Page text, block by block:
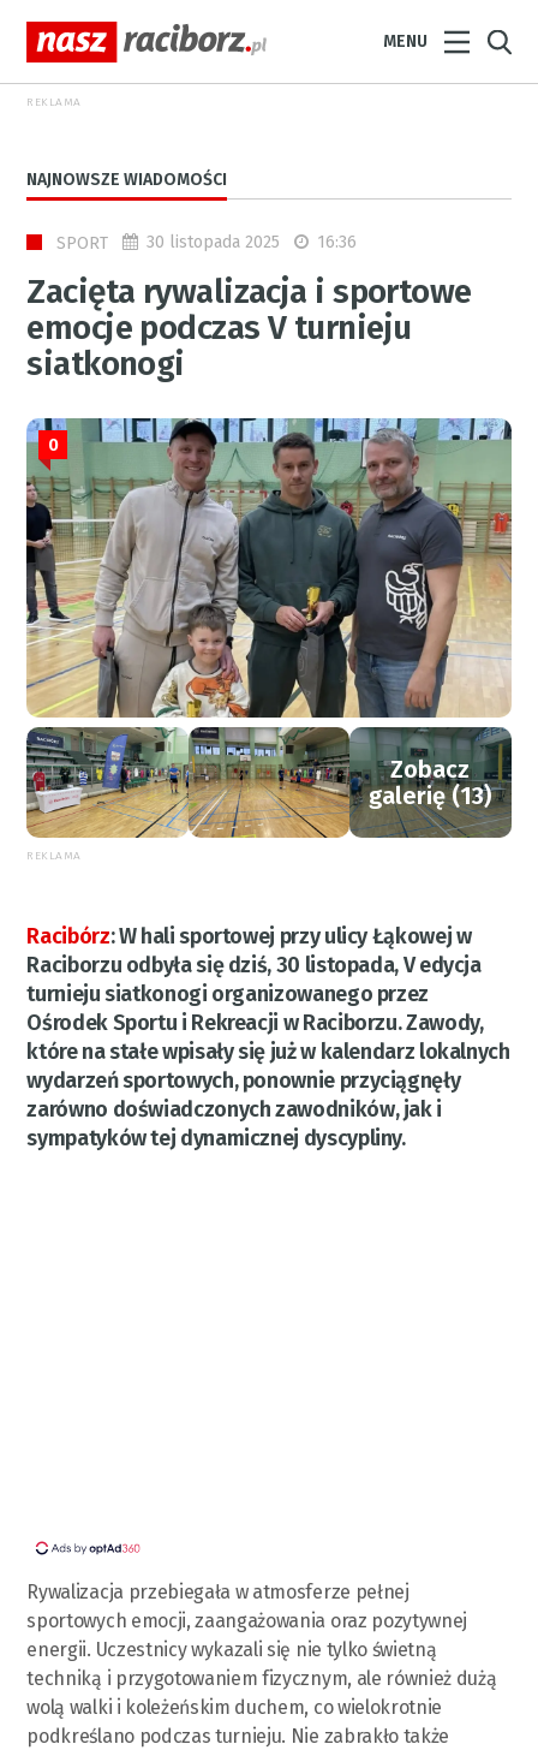
MENU
REKLAMA
NAJNOWSZE WIADOMOŚCI
SPORT 30 listopada 2025 16:36
Zacięta rywalizacja i sportowe
emocje podczas V turnieju
siatkonogi
0
Zobacz
galerię (13)
REKLAMA
Racibórz:W hali sportowej przy ulicy Łąkowej w
Raciborzu odbyła się dziś, 30 listopada, V edycja
turnieju siatkonogi organizowanego przez
Ośrodek Sportu i Rekreacji w Raciborzu. Zawody,
które na stałe wpisały się już w kalendarz lokalnych
wydarzeń sportowych, ponownie przyciągnęły
zarówno doświadczonych zawodników, jak i
sympatyków tej dynamicznej dyscypliny.
Rywalizacja przebiegała w atmosferze pełnej
sportowych emocji, zaangażowania oraz pozytywnej
energii. Uczestnicy wykazali się nie tylko świetną
techniką i przygotowaniem fizycznym, ale również dużą
wolą walki i koleżeńskim duchem, co wielokrotnie
podkreślano podczas turnieju. Nie zabrakło także